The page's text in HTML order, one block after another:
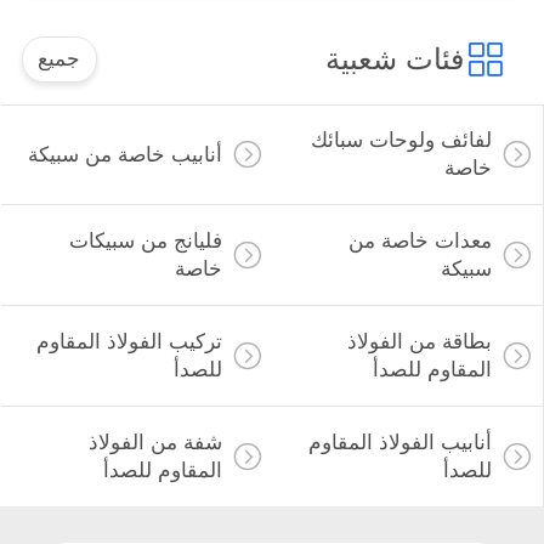
فئات شعبية جميع
لفائف ولوحات سبائك
خاصة
أنابيب خاصة من سبيكة
معدات خاصة من
سبيكة
فليانج من سبيكات
خاصة
بطاقة من الفولاذ
المقاوم للصدأ
تركيب الفولاذ المقاوم
للصدأ
أنابيب الفولاذ المقاوم
للصدأ
شفة من الفولاذ
المقاوم للصدأ